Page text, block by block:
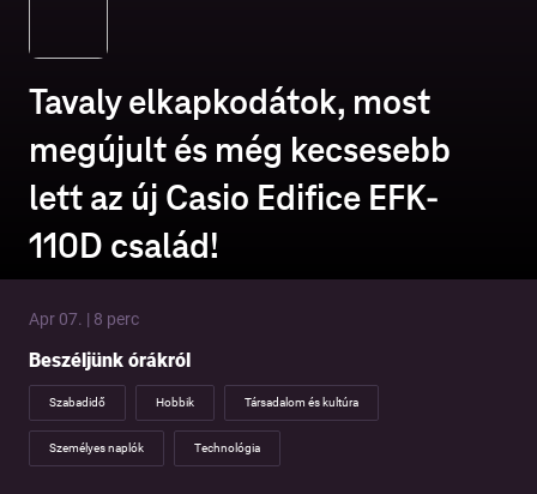
Tavaly elkapkodátok, most
megújult és még kecsesebb
lett az új Casio Edifice EFK-
110D család!
Apr 07. | 8 perc
Beszéljünk órákról
Szabadidő Hobbik Társadalom és kultúra
Személyes naplók Technológia